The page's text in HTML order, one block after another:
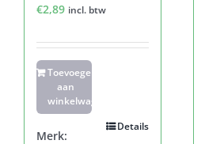
€2,89 incl. btw
Toevoegen
aan
winkelwagen
Details
Merk: